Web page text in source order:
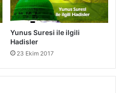
Yunus Suresi ile ilgili
Hadisler
23 Ekim 2017